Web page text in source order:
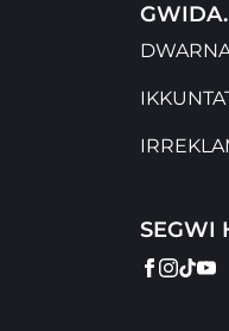
SEGWI